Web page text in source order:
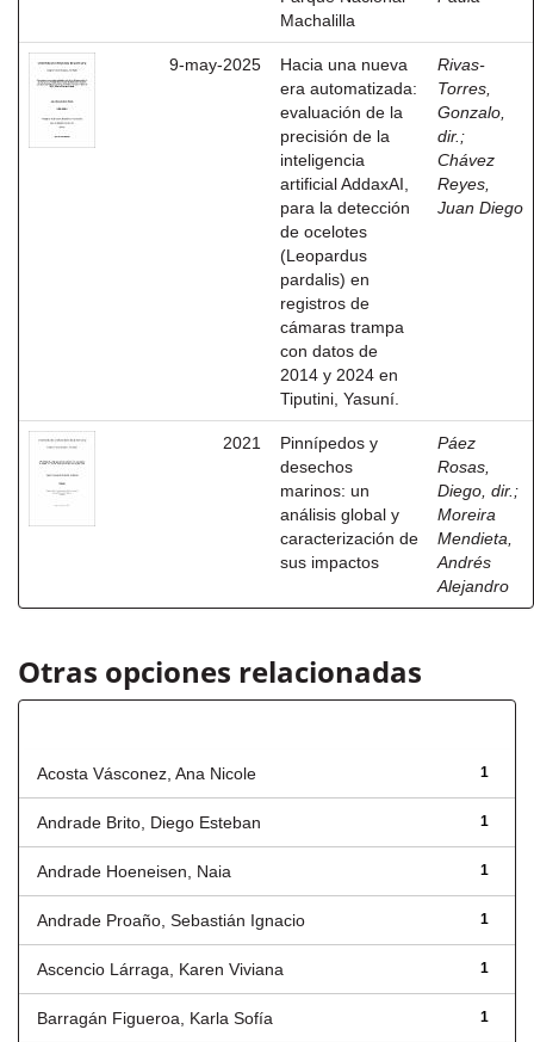
Machalilla
9-may-2025
Hacia una nueva
era automatizada:
evaluación de la
precisión de la
inteligencia
artificial AddaxAI,
para la detección
de ocelotes
(Leopardus
pardalis) en
registros de
cámaras trampa
con datos de
2014 y 2024 en
Tiputini, Yasuní.
Rivas-
Torres,
Gonzalo,
dir. ;
Chávez
Reyes,
Juan Diego
2021
Pinnípedos y
desechos
marinos: un
análisis global y
caracterización de
sus impactos
Páez
Rosas,
Diego, dir. ;
Moreira
Mendieta,
Andrés
Alejandro
Otras opciones relacionadas
1
Acosta Vásconez, Ana Nicole
1
Andrade Brito, Diego Esteban
1
Andrade Hoeneisen, Naia
1
Andrade Proaño, Sebastián Ignacio
1
Ascencio Lárraga, Karen Viviana
1
Barragán Figueroa, Karla Sofía